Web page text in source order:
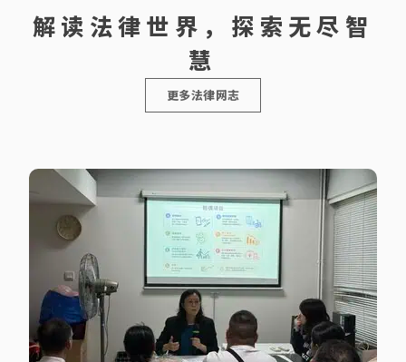
解读法律世界，探索无尽智
慧
更多法律网志